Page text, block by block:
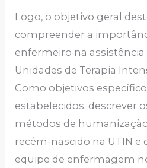
Logo, o objetivo geral
compreender a
enfermeiro na
Unidades de Terapia
Como objetivos
estabelecidos: descrever
métodos de
recém-nascido na UTIN e
equipe de enfermagem